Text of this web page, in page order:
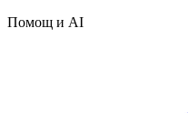
Помощ и AI